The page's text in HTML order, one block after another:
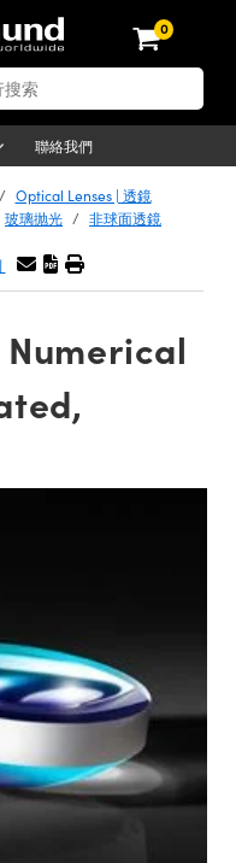
0
聯絡我們
Optical Lenses | 透鏡
玻璃抛光 非球面透鏡